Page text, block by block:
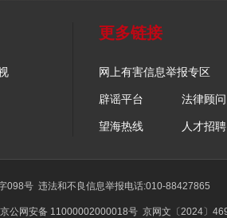
更多链接
网上有害信息举报专区
辟谣平台 法律顾问
望海热线 人才招聘
098号 违法和不良信息举报电话:010-88427865
京公网安备 11000002000018号 京网文〔2024〕